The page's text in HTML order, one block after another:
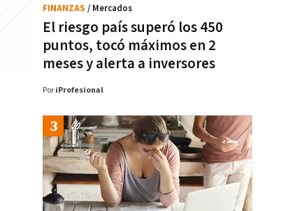
El riesgo país superó los 450
puntos, tocó máximos en 2
meses y alerta a inversores
FINANZAS / Mercados
Por iProfesional